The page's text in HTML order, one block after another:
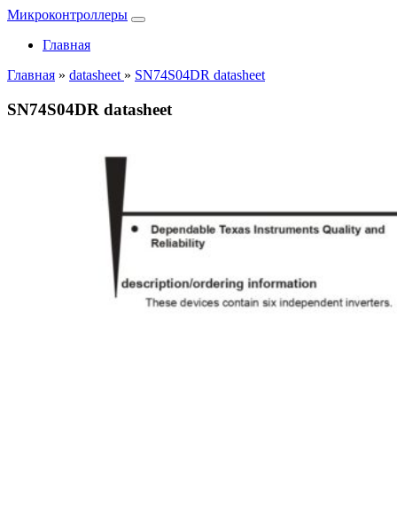
Микроконтроллеры
Главная
Главная » datasheet » SN74S04DR datasheet
SN74S04DR datasheet